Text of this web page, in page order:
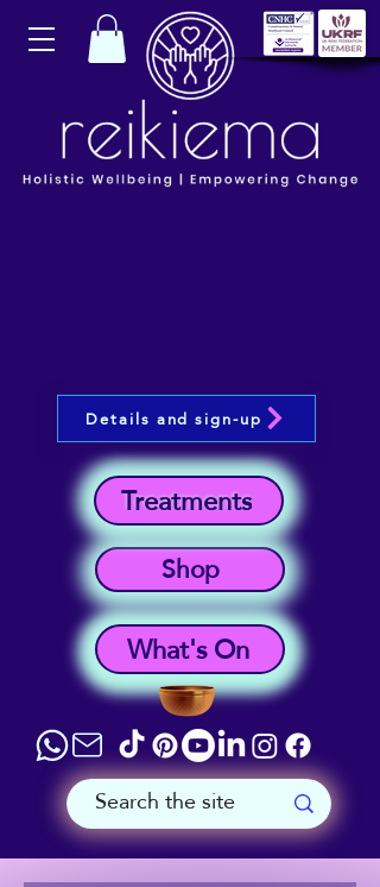
What's On
Shop
Treatments
Details and sign-up